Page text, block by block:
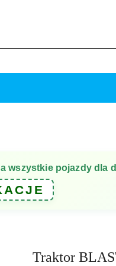
wszystkie pojazdy dla
Traktor